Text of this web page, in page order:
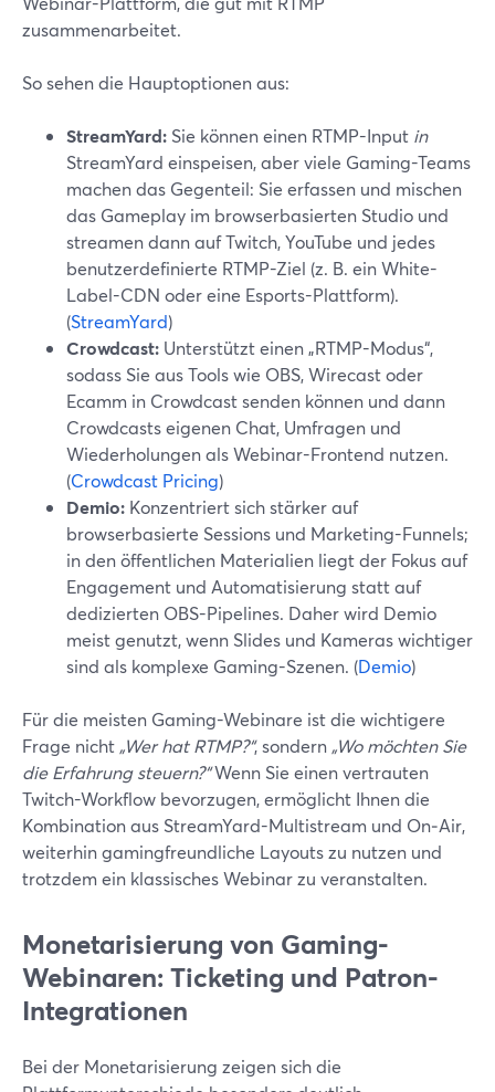
zusammenarbeitet.
So sehen die Hauptoptionen aus:
StreamYard: Sie können einen RTMP-Input in
StreamYard einspeisen, aber viele Gaming-Teams
machen das Gegenteil: Sie erfassen und mischen
das Gameplay im browserbasierten Studio und
streamen dann auf Twitch, YouTube und jedes
benutzerdefinierte RTMP-Ziel (z. B. ein White-
Label-CDN oder eine Esports-Plattform).
(StreamYard)
Crowdcast: Unterstützt einen „RTMP-Modus“,
sodass Sie aus Tools wie OBS, Wirecast oder
Ecamm in Crowdcast senden können und dann
Crowdcasts eigenen Chat, Umfragen und
Wiederholungen als Webinar-Frontend nutzen.
(Crowdcast Pricing)
Demio: Konzentriert sich stärker auf
browserbasierte Sessions und Marketing-Funnels;
in den öffentlichen Materialien liegt der Fokus auf
Engagement und Automatisierung statt auf
dedizierten OBS-Pipelines. Daher wird Demio
meist genutzt, wenn Slides und Kameras wichtiger
sind als komplexe Gaming-Szenen. (Demio)
Für die meisten Gaming-Webinare ist die wichtigere
Frage nicht „Wer hat RTMP?“, sondern „Wo möchten Sie
die Erfahrung steuern?“Wenn Sie einen vertrauten
Twitch-Workflow bevorzugen, ermöglicht Ihnen die
Kombination aus StreamYard-Multistream und On‑Air,
weiterhin gamingfreundliche Layouts zu nutzen und
trotzdem ein klassisches Webinar zu veranstalten.
Monetarisierung von Gaming-
Webinaren: Ticketing und Patron-
Integrationen
Bei der Monetarisierung zeigen sich die